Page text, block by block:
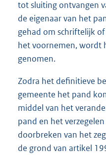
tot sluiting ontvangen
de eigenaar van het
gehad om schriftelijk
het voornemen, wordt
genomen.
Zodra het definitieve
gemeente het pand
middel van het
pand en het
doorbreken van het
de grond van artikel